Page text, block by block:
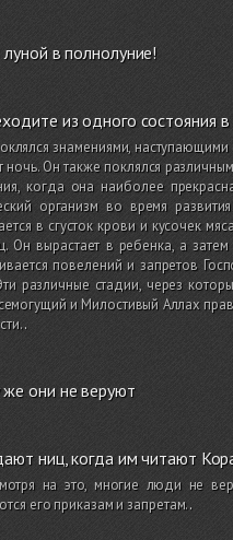
луной в полнолуние!
из одного состояния в
знамениями,
ночь. Он также поклялся
когда она наиболее
организм во время
в сгусток крови и кусочек
Он вырастает в ребенка, а
повелений и запретов
различные стадии, через
и Милостивый Аллах
.
они не веруют
ниц, когда им читают
на это, многие люди не
его приказам и запретам..